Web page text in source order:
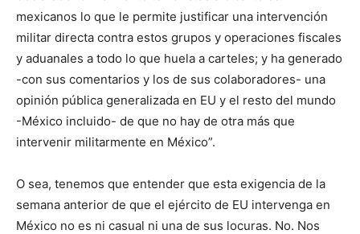
mexicanos lo que le permite justificar una intervención
militar directa contra estos grupos y operaciones fiscales
y aduanales a todo lo que huela a carteles; y ha generado
-con sus comentarios y los de sus colaboradores- una
opinión pública generalizada en EU y el resto del mundo
-México incluido- de que no hay de otra más que
intervenir militarmente en México”.
O sea, tenemos que entender que esta exigencia de la
semana anterior de que el ejército de EU intervenga en
México no es ni casual ni una de sus locuras. No. Nos